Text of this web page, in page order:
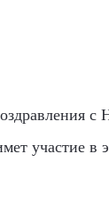
участие в